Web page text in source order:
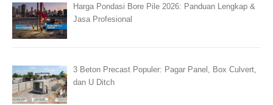
Harga Pondasi Bore Pile 2026: Panduan Lengkap &
Jasa Profesional
3 Beton Precast Populer: Pagar Panel, Box Culvert,
dan U Ditch